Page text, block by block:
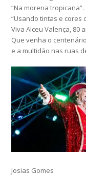
“Na morena tropicana”.
“Usando tintas e cores
Viva Alceu Valença, 80
Que venha o
e a multidão nas ruas
Josias Gomes